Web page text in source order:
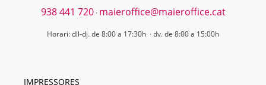
938 441 720· maieroffice@maieroffice.cat
Horari: dll-dj. de 8:00 a 17:30h · dv. de 8:00 a 15:00h
IMPRESSORES